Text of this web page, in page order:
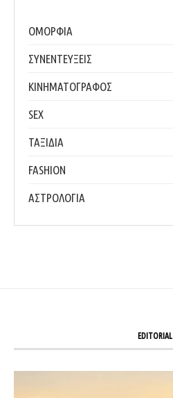
ΟΜΟΡΦΙΑ
ΣΥΝΕΝΤΕΥΞΕΙΣ
ΚΙΝΗΜΑΤΟΓΡΑΦΟΣ
SEX
ΤΑΞΙΔΙΑ
FASHION
ΑΣΤΡΟΛΟΓΙΑ
EDITORIAL